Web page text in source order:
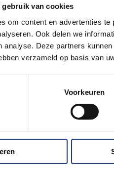
gebruik van cookies
om content en advertenties
Ook delen we
analyse. Deze partners
verzameld op basis van
Voorkeuren